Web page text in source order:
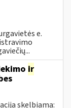
e.
ir
skelbiama: